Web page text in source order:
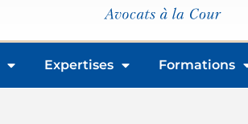
Expertises Formations